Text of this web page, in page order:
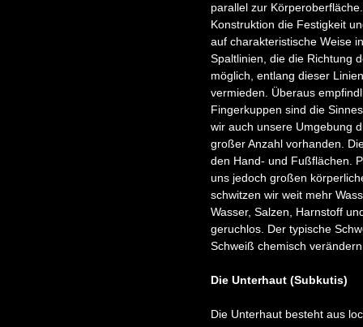
parallel zur
Konstruktion die Festigkeit
auf charakteristische Weise
Spaltlinien, die die Richtung
möglich, entlang dieser
vermieden. Überaus
Fingerkuppen sind die
wir auch unsere Umgebung
großer Anzahl vorhanden.
den Hand- und Fußflächen.
uns jedoch großen
schwitzen wir weit mehr
Wasser, Salzen, Harnstoff
geruchlos. Der typische
Schweiß chemisch
Die Unterhaut (Subkutis)
Die Unterhaut besteht aus